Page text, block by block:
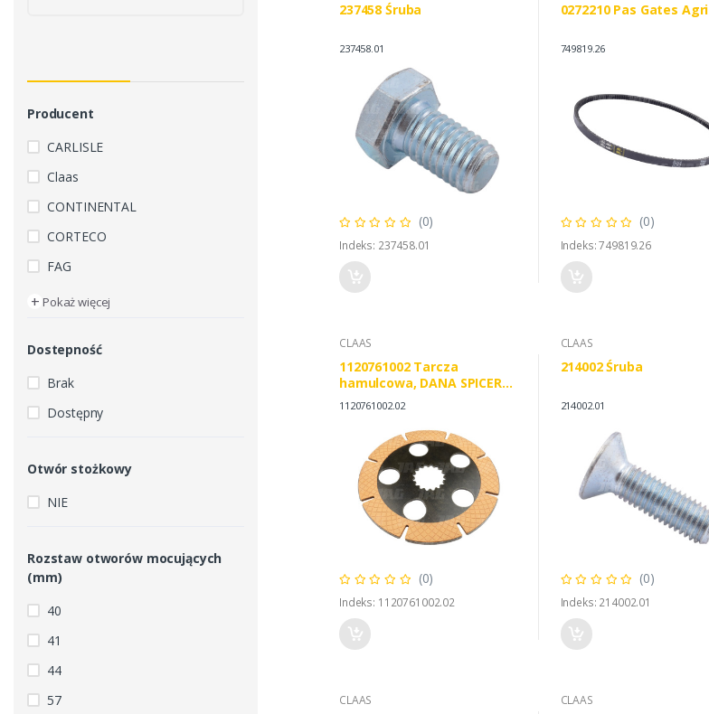
Producent
CARLISLE
Claas
CONTINENTAL
CORTECO
FAG
+ Pokaż więcej
Dostepność
Brak
Dostępny
Otwór stożkowy
NIE
Rozstaw otworów mocujących
(mm)
40
41
44
57
237458 Śruba
237458.01
(0)
Indeks: 237458.01
0272210 Pas Gates Agri
749819.26
(0)
Indeks: 749819.26
CLAAS
1120761002 Tarcza
hamulcowa, DANA SPICER
1120761002 NEW HOLLAND
85807016
1120761002.02
(0)
Indeks: 1120761002.02
CLAAS
214002 Śruba
214002.01
(0)
Indeks: 214002.01
CLAAS CLAAS